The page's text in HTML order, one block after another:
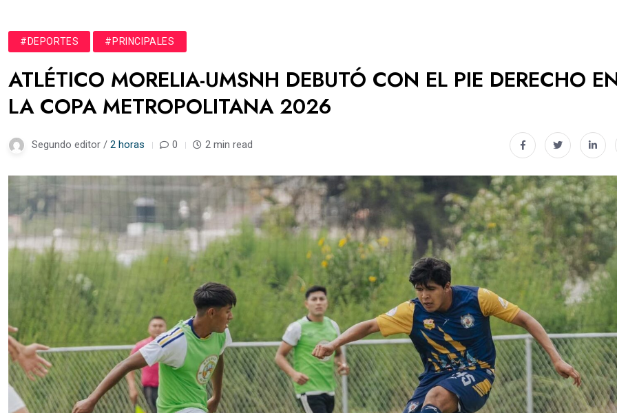
#DEPORTES #PRINCIPALES
ATLÉTICO MORELIA-UMSNH DEBUTÓ CON EL PIE DERECHO
LA COPA METROPOLITANA 2026
Segundo editor / 2 horas 0 2 min read